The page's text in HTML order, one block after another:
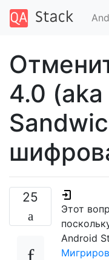
4.0
25
Этот
Android